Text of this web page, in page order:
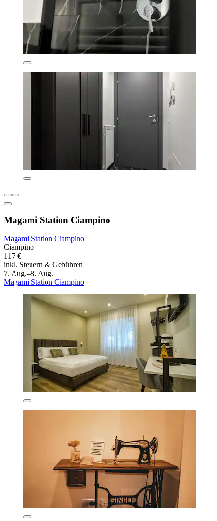
Magami Station Ciampino
Magami Station Ciampino
Ciampino
117 €
inkl. Steuern & Gebühren
7. Aug.–8. Aug.
Magami Station Ciampino